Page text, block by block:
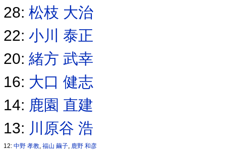
28:松枝 大治
22:小川 泰正
20:緒方 武幸
16: 大口 健志
14: 鹿園 直建
13: 川原谷 浩
12:中野 孝教 ,福山 繭子 鹿野 和彦